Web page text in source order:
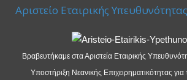
Αριστείο Εταιρικής Υπευθυνότητας
Βραβευτήκαμε στα Αριστεία Εταιρικής
Υποστήριξη Νεανικής Επιχειρηματικότητας